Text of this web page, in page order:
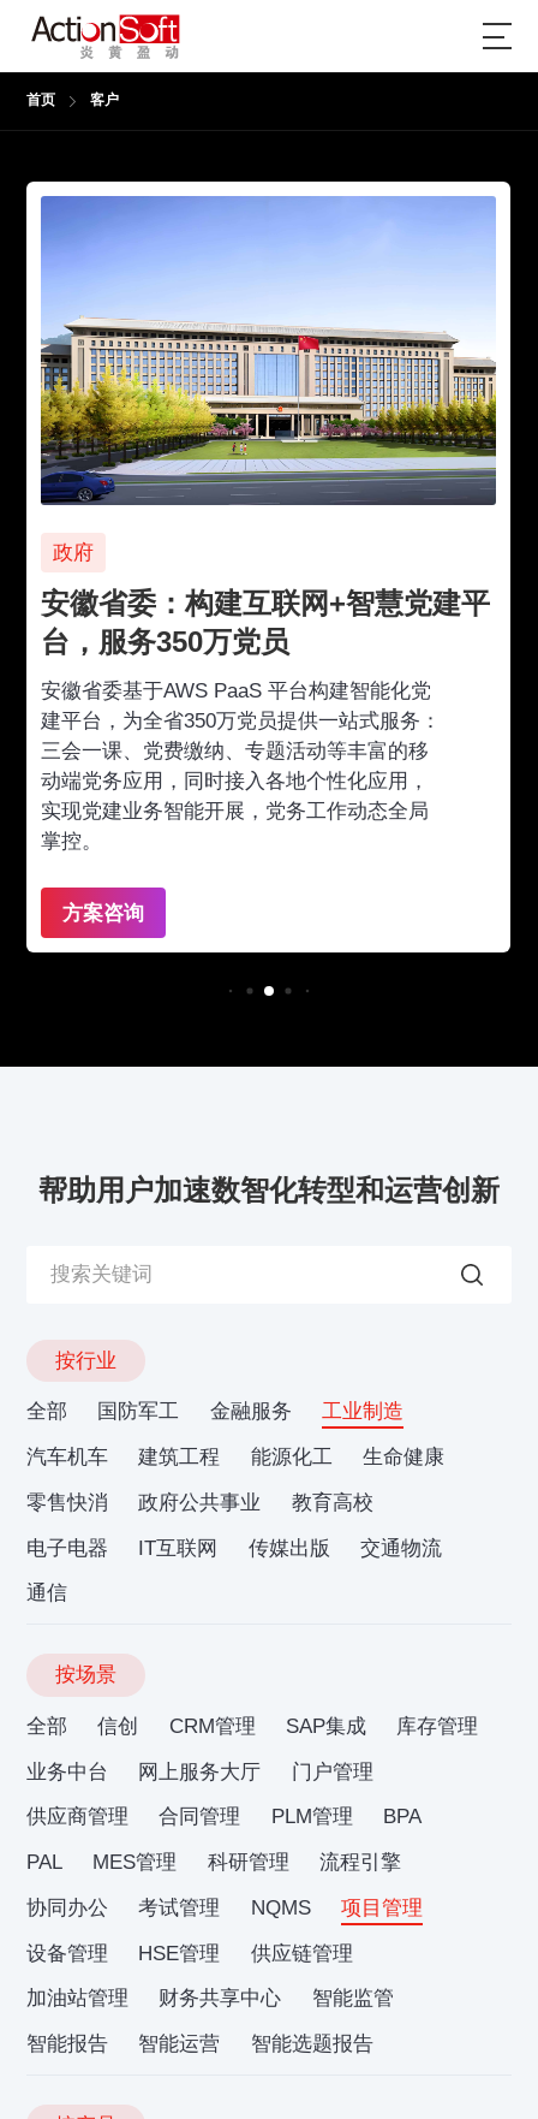
首页 客户
政府
安徽省委：构建互联网+智慧党建平
台，服务350万党员
安徽省委基于AWS PaaS 平台构建智能化党
建平台，为全省350万党员提供一站式服务：
三会一课、党费缴纳、专题活动等丰富的移
动端党务应用，同时接入各地个性化应用，
实现党建业务智能开展，党务工作动态全局
掌控。
方案咨询
帮助用户加速数智化转型和运营创新
按行业
全部 国防军工 金融服务
工业制造
汽车机车
建筑工程 能源化工
生命健康
零售快消
政府公共事业
教育高校
电子电器
IT互联网 传媒出版
交通物流
通信
按场景
全部 信创 CRM管理 SAP集成
库存管理
业务中台
网上服务大厅
门户管理
供应商管理
合同管理 PLM管理
BPA
PAL
MES管理 科研管理
流程引擎
协同办公
考试管理 NQMS
项目管理
设备管理
HSE管理
供应链管理
加油站管理
财务共享中心
智能监管
智能报告
智能运营 智能选题报告